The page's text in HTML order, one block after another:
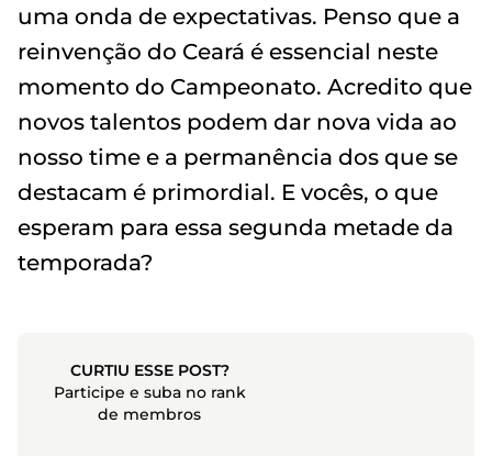
uma onda de expectativas. Penso que a
reinvenção do Ceará é essencial neste
momento do Campeonato. Acredito que
novos talentos podem dar nova vida ao
nosso time e a permanência dos que se
destacam é primordial. E vocês, o que
esperam para essa segunda metade da
temporada?
CURTIU ESSE POST?
Participe e suba no rank
de membros